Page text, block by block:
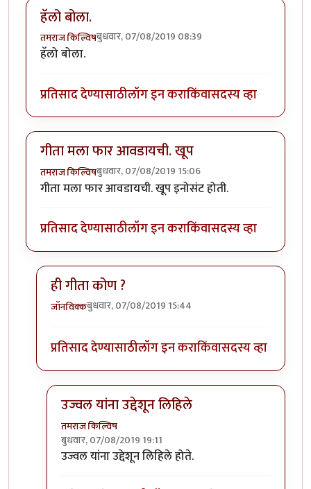
हॅलो बोला.
तमराज किल्विषबुधवार, 07/08/2019 08:39
हॅलो बोला.
प्रतिसाद देण्यासाठीलॉग इन कराकिंवासदस्य व्हा
गीता मला फार आवडायची. खूप
तमराज किल्विषबुधवार, 07/08/2019 15:06
गीता मला फार आवडायची. खूप इनोसंट होती.
प्रतिसाद देण्यासाठीलॉग इन कराकिंवासदस्य व्हा
ही गीता कोण ?
जॉनविक्कबुधवार, 07/08/2019 15:44
प्रतिसाद देण्यासाठीलॉग इन कराकिंवासदस्य व्हा
उज्वल यांना उद्देशून लिहिले
तमराज किल्विष
बुधवार, 07/08/2019 19:11
In reply toही गीता कोण ?by
उज्वल यांना उद्देशून लिहिले होते.